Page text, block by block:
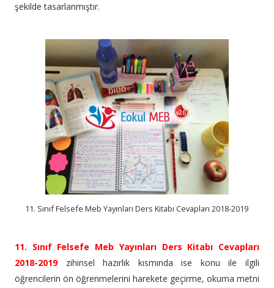
şekilde tasarlanmıştır.
11. Sınıf Felsefe Meb Yayınları Ders Kitabı Cevapları 2018-2019
11. Sınıf Felsefe Meb Yayınları Ders Kitabı Cevapları
2018-2019
zihinsel hazırlık kısmında ise konu ile ilgili
öğrencilerin ön öğrenmelerini harekete geçirme, okuma metni